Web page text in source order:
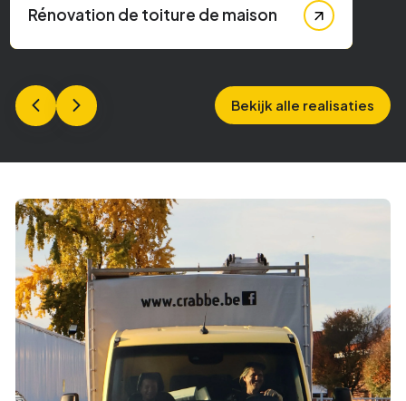
Rénovation de toiture de maison
Bekijk alle realisaties